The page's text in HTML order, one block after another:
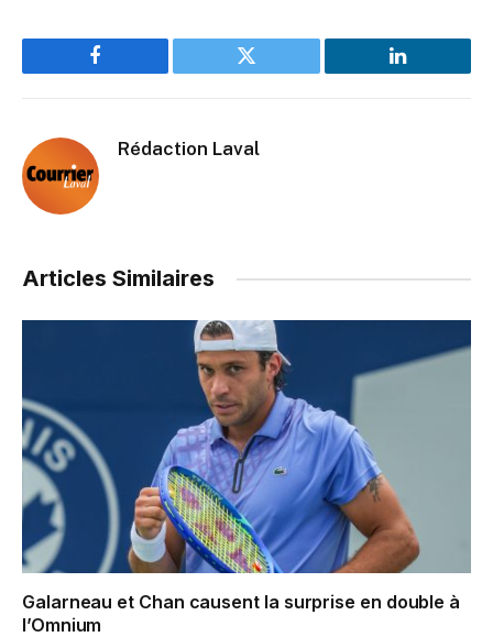
Facebook Twitter LinkedIn
Rédaction Laval
Articles Similaires
Galarneau et Chan causent la surprise en double à
l’Omnium